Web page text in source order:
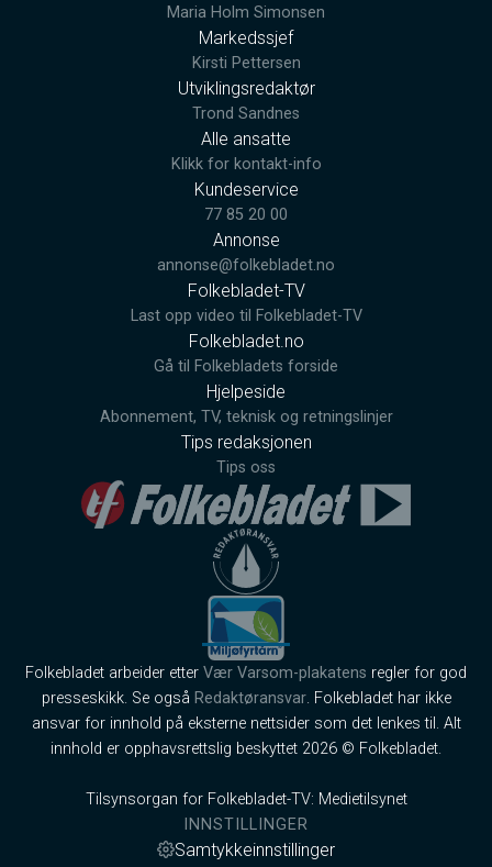
Maria Holm Simonsen
Markedssjef
Kirsti Pettersen
Utviklingsredaktør
Trond Sandnes
Alle ansatte
Klikk for kontakt-info
Kundeservice
77 85 20 00
Annonse
annonse@folkebladet.no
Folkebladet-TV
Last opp video til Folkebladet-TV
Folkebladet.no
Gå til Folkebladets forside
Hjelpeside
Abonnement, TV, teknisk og retningslinjer
Tips redaksjonen
Tips oss
Folkebladet arbeider etter Vær Varsom-plakatens regler for god
presseskikk. Se også Redaktøransvar. Folkebladet har ikke
ansvar for innhold på eksterne nettsider som det lenkes til. Alt
innhold er opphavsrettslig beskyttet 2026 © Folkebladet.
Tilsynsorgan for Folkebladet-TV: Medietilsynet
INNSTILLINGER
Samtykkeinnstillinger